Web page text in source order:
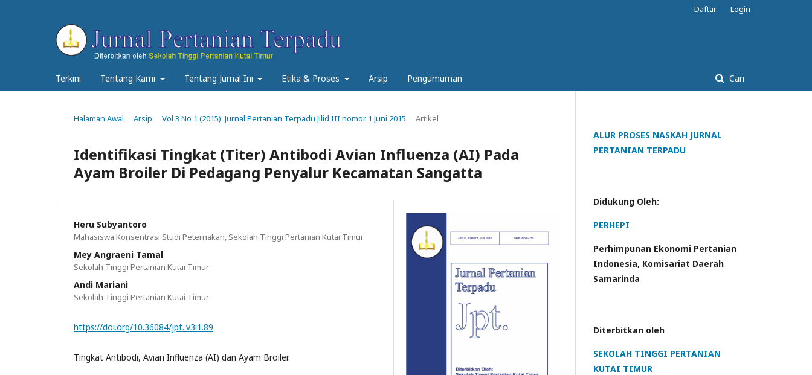
Terkini Tentang Kami Tentang Jurnal Ini Etika & Proses Arsip Pengumuman Cari
Daftar Login
Halaman Awal Arsip Vol 3 No 1 (2015): Jurnal Pertanian Terpadu Jilid III nomor 1 Juni 2015 Artikel
Identifikasi Tingkat (Titer) Antibodi Avian Influenza (AI) Pada
Ayam Broiler Di Pedagang Penyalur Kecamatan Sangatta
Heru Subyantoro
Mahasiswa Konsentrasi Studi Peternakan, Sekolah Tinggi Pertanian Kutai Timur
Mey Angraeni Tamal
Sekolah Tinggi Pertanian Kutai Timur
Andi Mariani
Sekolah Tinggi Pertanian Kutai Timur
https://doi.org/10.36084/jpt..v3i1.89
Tingkat Antibodi, Avian Influenza (AI) dan Ayam Broiler.
ALUR PROSES NASKAH JURNAL
PERTANIAN TERPADU
Didukung Oleh:
PERHEPI
Perhimpunan Ekonomi Pertanian
Indonesia, Komisariat Daerah
Samarinda
Diterbitkan oleh
SEKOLAH TINGGI PERTANIAN
KUTAI TIMUR